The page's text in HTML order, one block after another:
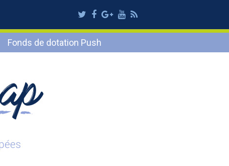
Twitter
Facebook
Google
Plus
Youtube
RSS
Fonds de dotation Push